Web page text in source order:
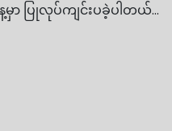
ာ ပြုလုပ်ကျင်းပခဲ့ပါတယ်…